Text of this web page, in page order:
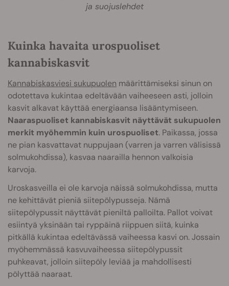
ja suojuslehdet
Kuinka havaita urospuoliset
kannabiskasvit
Kannabiskasviesi sukupuolen määrittämiseksi sinun on
odotettava kukintaa edeltävään vaiheeseen asti, jolloin
kasvit alkavat käyttää energiaansa lisääntymiseen.
Naaraspuoliset kannabiskasvit näyttävät sukupuolen
merkit myöhemmin kuin urospuoliset. Paikassa, jossa
ne pian kasvattavat nuppujaan (varren ja varren välisissä
solmukohdissa), kasvaa naarailla hennon valkoisia
karvoja.
Uroskasveilla ei ole karvoja näissä solmukohdissa, mutta
ne kehittävät pieniä siitepölypusseja. Nämä
siitepölypussit näyttävät pieniltä palloilta. Pallot voivat
esiintyä yksinään tai ryppäinä riippuen siitä, kuinka
pitkällä kukintaa edeltävässä vaiheessa kasvi on. Jossain
myöhemmässä kasvuvaiheessa siitepölypussit
puhkeavat, jolloin siitepöly leviää ja mahdollisesti
pölyttää naaraat.